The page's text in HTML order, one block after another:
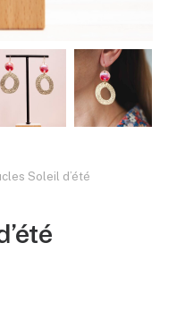
Soleil d’été